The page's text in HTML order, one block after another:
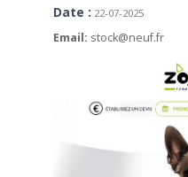
Date : 22-07-2025
Email: stock@neuf.fr